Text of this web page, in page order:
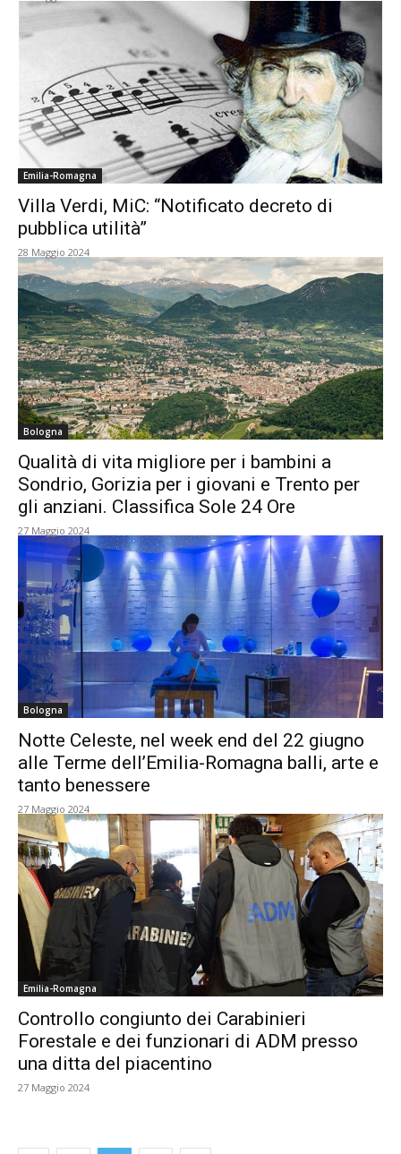
Emilia-Romagna
Villa Verdi, MiC: “Notificato decreto di
pubblica utilità”
28 Maggio 2024
Bologna
Qualità di vita migliore per i bambini a
Sondrio, Gorizia per i giovani e Trento per
gli anziani. Classifica Sole 24 Ore
27 Maggio 2024
Bologna
Notte Celeste, nel week end del 22 giugno
alle Terme dell’Emilia-Romagna balli, arte e
tanto benessere
27 Maggio 2024
Emilia-Romagna
Controllo congiunto dei Carabinieri
Forestale e dei funzionari di ADM presso
una ditta del piacentino
27 Maggio 2024